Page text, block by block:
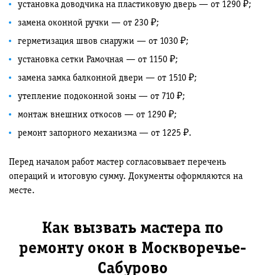
установка доводчика на пластиковую дверь — от 1290 ₽;
замена оконной ручки — от 230 ₽;
герметизация швов снаружи — от 1030 ₽;
установка сетки Рамочная — от 1150 ₽;
замена замка балконной двери — от 1510 ₽;
утепление подоконной зоны — от 710 ₽;
монтаж внешних откосов — от 1290 ₽;
ремонт запорного механизма — от 1225 ₽.
Перед началом работ мастер согласовывает перечень
операций и итоговую сумму. Документы оформляются на
месте.
Как вызвать мастера по
ремонту окон в Москворечье-
Сабурово